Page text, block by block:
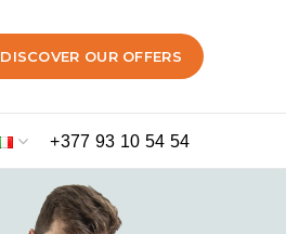
DISCOVER OUR OFFERS
+377 93 10 54 54